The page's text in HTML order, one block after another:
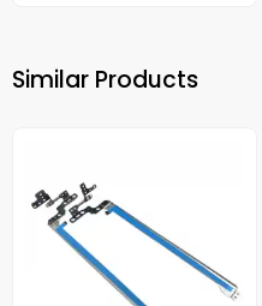
Similar Products